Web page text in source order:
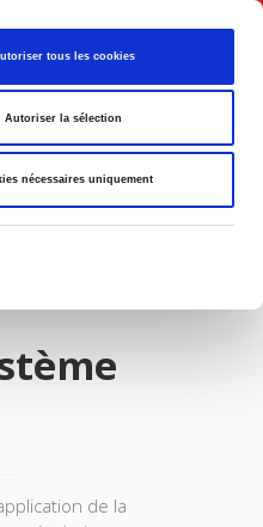
tous les cookies
Autoriser la sélection
nécessaires uniquement
de la